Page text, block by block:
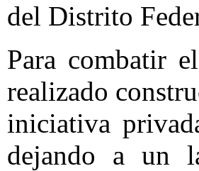
del Distrito
Para combatir
realizado
iniciativa
dejando a un